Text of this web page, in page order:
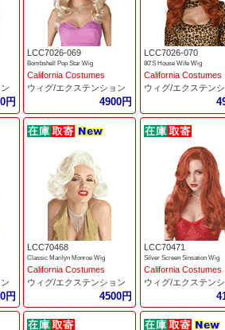
円
LCC7026-069
Bombshell Pop Star Wig
California Costumes
ウィグ/エクステンション
4900円
LCC7026-070
80'S House Wife Wig
California Costumes
ウィグ/エクステン
円
LCC70468
Classic Marilyn Monroe Wig
California Costumes
ウィグ/エクステンション
4500円
LCC70471
Silver Screen Sinsation Wig
California Costumes
ウィグ/エクステン